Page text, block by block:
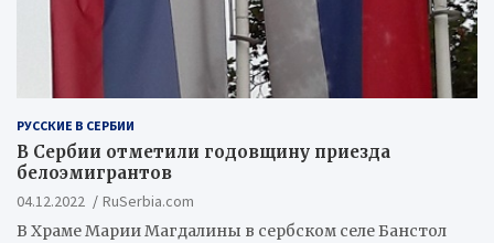
РУССКИЕ В СЕРБИИ
В Сербии отметили годовщину приезда
белоэмигрантов
04.12.2022
RuSerbia.com
В Храме Марии Магдалины в сербском селе Банстол